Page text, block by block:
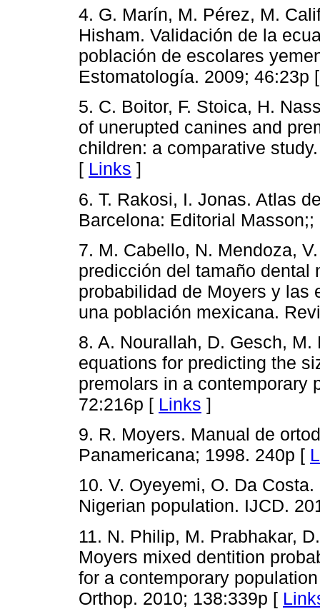
4. G. Marín, M. Pérez, M.
Hisham. Validación de la
población de escolares
Estomatología. 2009; 46:23p
5. C. Boitor, F. Stoica, H.
of unerupted canines and
children: a comparative
[ Links ]
6. T. Rakosi, I. Jonas. Atlas
Barcelona: Editorial
7. M. Cabello, N. Mendoza,
predicción del tamaño dental
probabilidad de Moyers y las
una población mexicana.
8. A. Nourallah, D. Gesch,
equations for predicting the
premolars in a contemporary
72:216p [ Links ]
9. R. Moyers. Manual de
Panamericana; 1998. 240p [
10. V. Oyeyemi, O. Da
Nigerian population. IJCD.
11. N. Philip, M. Prabhakar,
Moyers mixed dentition
for a contemporary
Orthop. 2010; 138:339p [